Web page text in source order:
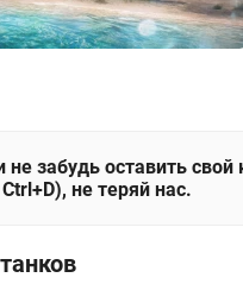
не забудь оставить
не теряй нас.